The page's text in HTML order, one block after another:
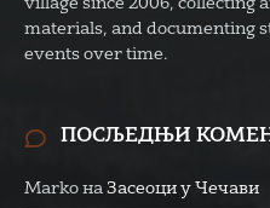
materials, and documenting
events over time.
ПОСЉЕДЊИ
Marko на Засеоци у Чечави